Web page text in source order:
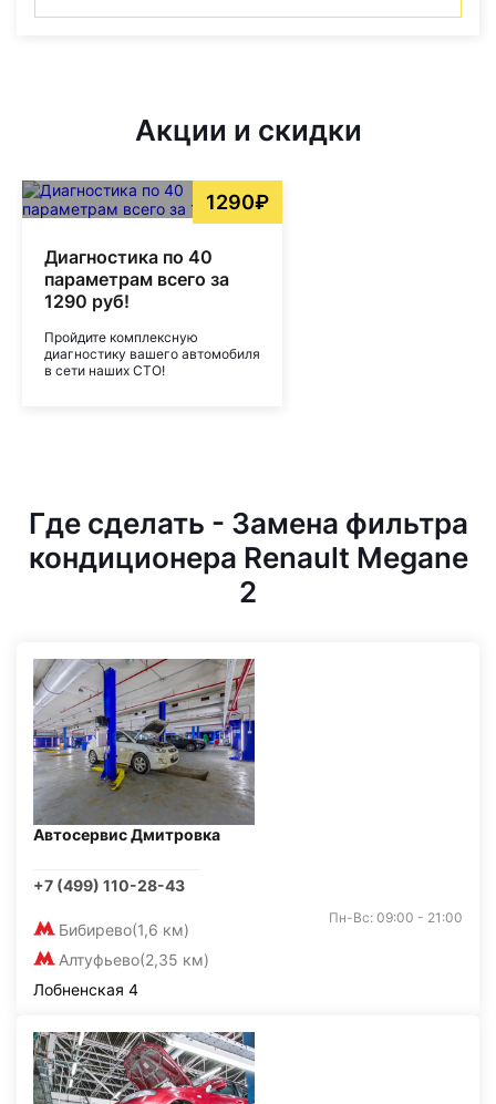
Акции и скидки
1290₽
Диагностика по 40
параметрам всего за
1290 руб!
Пройдите комплексную
диагностику вашего автомобиля
в сети наших СТО!
Где сделать - Замена фильтра
кондиционера Renault Megane
2
Автосервис Дмитровка
+7 (499) 110-28-43
Бибирево(1,6 км)
Алтуфьево(2,35 км)
Пн-Вс: 09:00 - 21:00
Лобненская 4